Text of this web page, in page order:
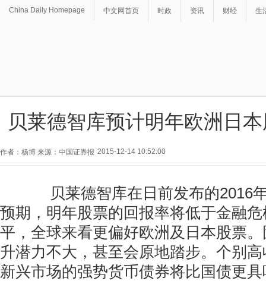
China Daily Homepage 中文网首页 时政 资讯 财经 生
贝莱德智库预计明年欧洲日
作者：杨博 来源：中国证券报 2015-12-14 10:52:00
贝莱德智库在日前发布的2016
预期，明年股票的回报率将低于金融
平，全球来看更偏好欧洲及日本股票
升潜力不大，甚至会原地踏步。个别
新兴市场的强势货币债券将比国债更